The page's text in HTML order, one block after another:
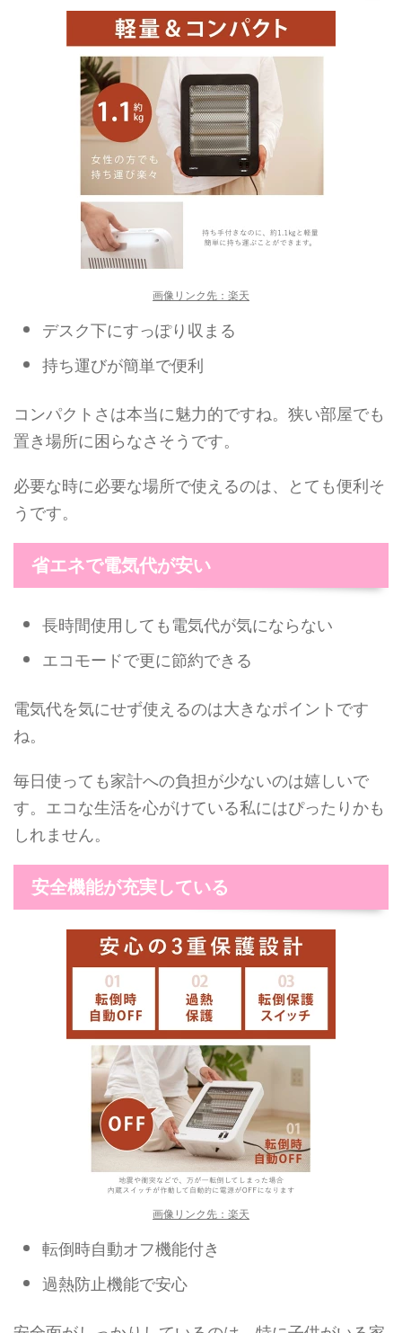
画像リンク先：楽天
デスク下にすっぽり収まる
持ち運びが簡単で便利
コンパクトさは本当に魅力的ですね。狭い部屋でも
置き場所に困らなさそうです。
必要な時に必要な場所で使えるのは、とても便利そ
うです。
省エネで電気代が安い
長時間使用しても電気代が気にならない
エコモードで更に節約できる
電気代を気にせず使えるのは大きなポイントです
ね。
毎日使っても家計への負担が少ないのは嬉しいで
す。エコな生活を心がけている私にはぴったりかも
しれません。
安全機能が充実している
画像リンク先：楽天
転倒時自動オフ機能付き
過熱防止機能で安心